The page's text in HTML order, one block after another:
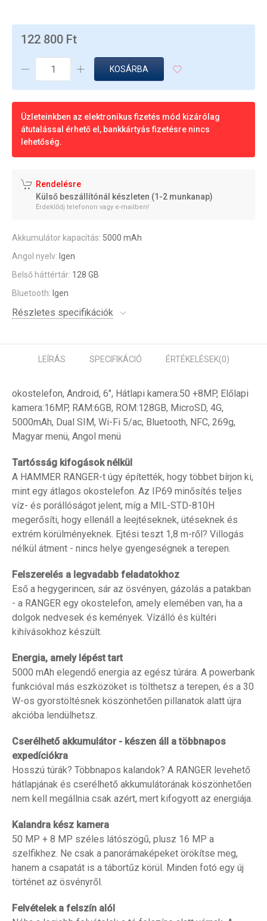
122 800 Ft
KOSÁRBA
Üzleteinkben az elektronikus fizetés mód kizárólag
átutalással érhető el, bankkártyás fizetésre nincs
lehetőség.
Rendelésre
Külső beszállítónál készleten (1-2 munkanap)
Érdeklődj telefonon vagy e-mailben!
Akkumulátor kapacítás: 5000 mAh
Angol nyelv: Igen
Belső háttértár: 128 GB
Bluetooth: Igen
Részletes specifikációk
LEÍRÁS SPECIFIKÁCIÓ ÉRTÉKELÉSEK(0)
okostelefon, Android, 6", Hátlapi kamera:50 +8MP, Előlapi
kamera:16MP, RAM:6GB, ROM:128GB, MicroSD, 4G,
5000mAh, Dual SIM, Wi-Fi 5/ac, Bluetooth, NFC, 269g,
Magyar menü, Angol menü
Tartósság kifogások nélkül
A HAMMER RANGER-t úgy építették, hogy többet bírjon ki,
mint egy átlagos okostelefon. Az IP69 minősítés teljes
víz- és porállóságot jelent, míg a MIL-STD-810H
megerősíti, hogy ellenáll a leejtéseknek, ütéseknek és
extrém körülményeknek. Ejtési teszt 1,8 m-ről? Villogás
nélkül átment - nincs helye gyengeségnek a terepen.
Felszerelés a legvadabb feladatokhoz
Eső a hegygerincen, sár az ösvényen, gázolás a patakban
- a RANGER egy okostelefon, amely elemében van, ha a
dolgok nedvesek és kemények. Vízálló és kültéri
kihívásokhoz készült.
Energia, amely lépést tart
5000 mAh elegendő energia az egész túrára. A powerbank
funkcióval más eszközöket is tölthetsz a terepen, és a 30
W-os gyorstöltésnek köszönhetően pillanatok alatt újra
akcióba lendülhetsz.
Cserélhető akkumulátor - készen áll a többnapos
expedíciókra
Hosszú túrák? Többnapos kalandok? A RANGER levehető
hátlapjának és cserélhető akkumulátorának köszönhetően
nem kell megállnia csak azért, mert kifogyott az energiája.
Kalandra kész kamera
50 MP + 8 MP széles látószögű, plusz 16 MP a
szelfikhez. Ne csak a panorámaképeket örökítse meg,
hanem a csapatát is a tábortűz körül. Minden fotó egy új
történet az ösvényről.
Felvételek a felszín alól